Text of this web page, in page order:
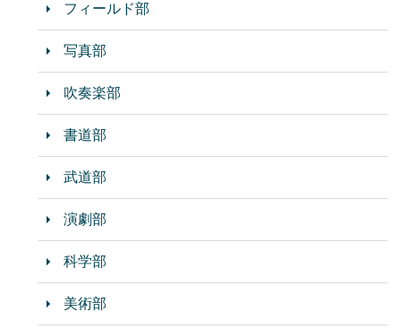
フィールド部
写真部
吹奏楽部
書道部
武道部
演劇部
科学部
美術部